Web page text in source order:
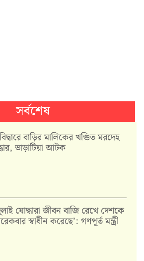
সর্বশেষ
বাড়ির মালিকের খণ্ডিত মরদেহ
ভাড়াটিয়া আটক
যোদ্ধারা জীবন বাজি রেখে দেশকে
স্বাধীন করেছে’: গণপূর্ত মন্ত্রী